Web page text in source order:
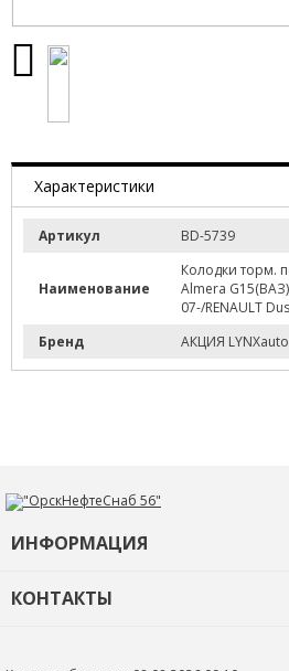
Характеристики
Артикул BD-5739
Наименование
Колодки торм.
Almera
07-/RENAULT
Бренд
АКЦИЯ LYNXauto
ИНФОРМАЦИЯ
О компании
КОНТАКТЫ